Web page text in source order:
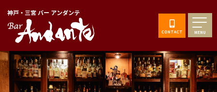
神戸・三宮 バー アンダンテ
CONTACT MENU